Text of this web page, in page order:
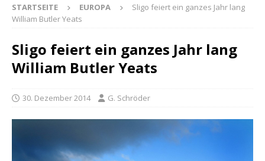
STARTSEITE EUROPA
Sligo feiert ein ganzes Jahr lang
William Butler Yeats
Sligo feiert ein ganzes Jahr lang
William Butler Yeats
30. Dezember 2014 G. Schröder